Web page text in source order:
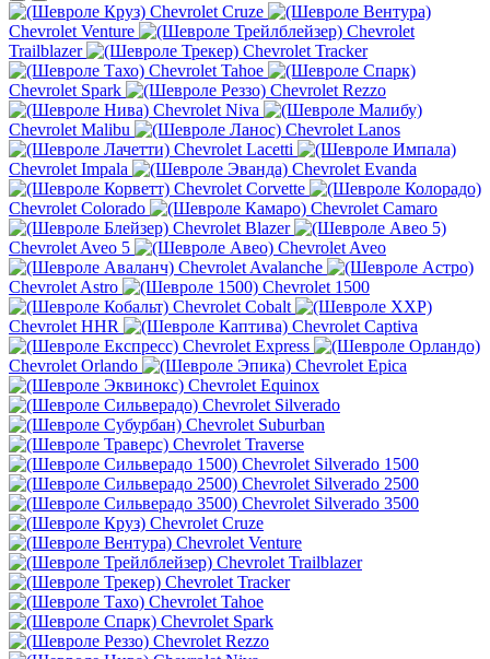
Chevrolet Cruze
Chevrolet Venture
Chevrolet
Trailblazer
Chevrolet Tracker
Chevrolet Tahoe
Chevrolet Spark
Chevrolet Rezzo
Chevrolet Niva
Chevrolet Malibu
Chevrolet Lanos
Chevrolet Lacetti
Chevrolet Impala
Chevrolet Evanda
Chevrolet Corvette
Chevrolet Colorado
Chevrolet Camaro
Chevrolet Blazer
Chevrolet Aveo 5
Chevrolet Aveo
Chevrolet Avalanche
Chevrolet Astro
Chevrolet 1500
Chevrolet Cobalt
Chevrolet HHR
Chevrolet Captiva
Chevrolet Express
Chevrolet Orlando
Chevrolet Epica
Chevrolet Equinox
Chevrolet Silverado
Chevrolet Suburban
Chevrolet Traverse
Chevrolet Silverado 1500
Chevrolet Silverado 2500
Chevrolet Silverado 3500
Chevrolet Cruze
Chevrolet Venture
Chevrolet Trailblazer
Chevrolet Tracker
Chevrolet Tahoe
Chevrolet Spark
Chevrolet Rezzo